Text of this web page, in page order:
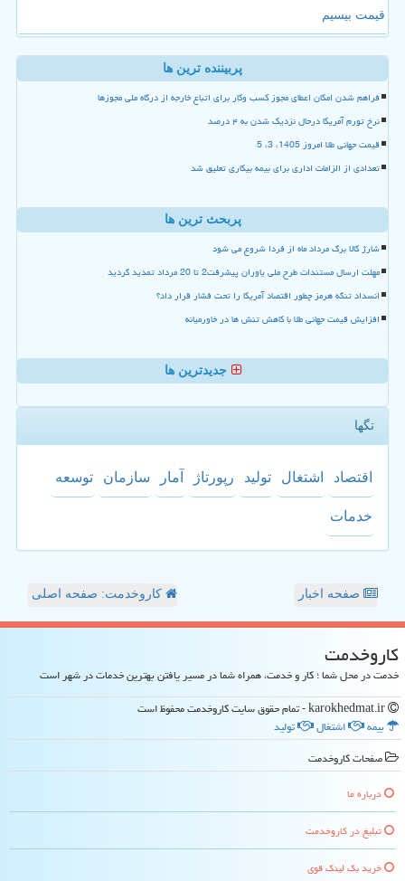
قیمت بیسیم
پربیننده ترین ها
فراهم شدن امکان اعطای مجوز کسب وکار برای اتباع خارجه از درگاه ملی مجوزها
نرخ تورم آمریکا درحال نزدیک شدن به ۴ درصد
قیمت جهانی طلا امروز 1405، 3، 5
تعدادی از الزامات اداری برای بیمه بیکاری تعلیق شد
پربحث ترین ها
شارژ کالا برگ مرداد ماه از فردا شروع می شود
مهلت ارسال مستندات طرح ملی یاوران پیشرفت2 تا 20 مرداد تمدید گردید
انسداد تنگه هرمز چطور اقتصاد آمریکا را تحت فشار قرار داد؟
افزایش قیمت جهانی طلا با کاهش تنش ها در خاورمیانه
جدیدترین ها
تگها
اقتصاد اشتغال تولید رپورتاژ آمار سازمان توسعه
خدمات
صفحه اخبار کاروخدمت: صفحه اصلی
كاروخدمت
خدمت در محل شما ؛ کار و خدمت، همراه شما در مسیر یافتن بهترین خدمات در شهر است
بیمه
اشتغال
تولید
صفحات كاروخدمت
درباره ما
تبلیغ در كاروخدمت
خرید بک لینک قوی